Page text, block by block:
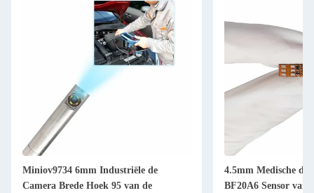
Miniov9734 6mm Industriële de
Camera Brede Hoek 95 van de
4.5mm Medische de
BF20A6 Sensor van